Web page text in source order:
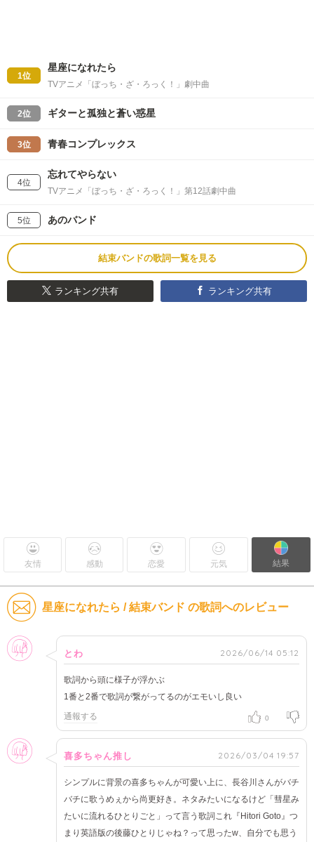
1位
星座になれたら
TVアニメ「ぼっち・ざ・ろっく！」劇中曲
2位 ギターと孤独と蒼い惑星
3位 青春コンプレックス
4位
忘れてやらない
TVアニメ「ぼっち・ざ・ろっく！」第12話劇中曲
5位 あのバンド
結束バンドの歌詞一覧を見る
ランキング共有 ランキング共有
友情 感動 恋愛 元気 結果
星座になれたら / 結束バンド の歌詞へのレビュー
女性
とわ 2026/06/14 05:12
歌詞から頭に様子が浮かぶ
1番と2番で歌詞が繋がってるのがエモいし良い
通報する 0
女性
喜多ちゃん推し 2026/03/04 19:57
シンプルに背景の喜多ちゃんが可愛い上に、長谷川さんがバチ
バチに歌うめぇから尚更好き。ネタみたいになるけど「彗星み
たいに流れるひとりごと」って言う歌詞これ『Hitori Goto』つ
まり英語版の後藤ひとりじゃね？って思ったw、自分でも思う